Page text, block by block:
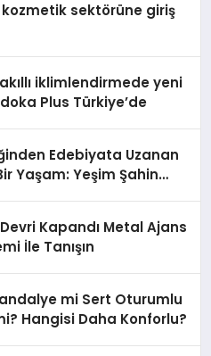
kozmetik sektörüne giriş
iklimlendirmede yeni
Plus Türkiye’de
Edebiyata Uzanan
Yaşam: Yeşim Şahin
Kapandı Metal Ajans
İle Tanışın
mi Sert Oturumlu
Hangisi Daha Konforlu?